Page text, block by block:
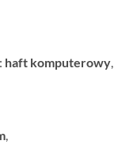
haft komputerowy,
,